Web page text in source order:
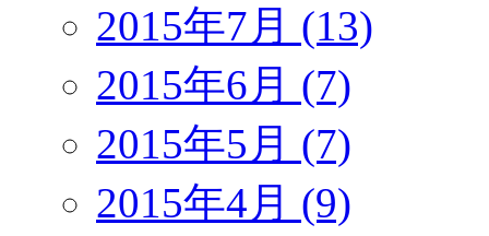
2015年7月 (13)
2015年6月 (7)
2015年5月 (7)
2015年4月 (9)